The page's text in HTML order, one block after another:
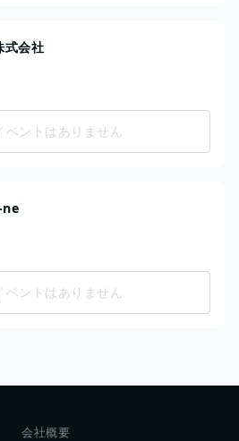
式会社
ベントはありません
ne
ベントはありません
会社概要